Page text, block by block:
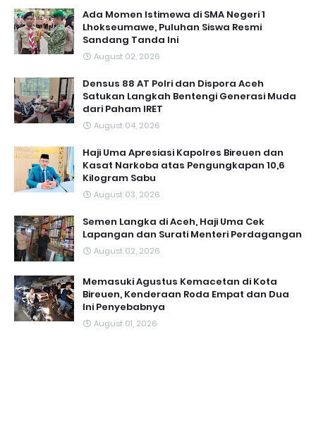
Ada Momen Istimewa di SMA Negeri 1
Lhokseumawe, Puluhan Siswa Resmi
Sandang Tanda Ini
August 02, 2026
Densus 88 AT Polri dan Dispora Aceh
Satukan Langkah Bentengi Generasi Muda
dari Paham IRET
August 04, 2026
Haji Uma Apresiasi Kapolres Bireuen dan
Kasat Narkoba atas Pengungkapan 10,6
Kilogram Sabu
August 03, 2026
Semen Langka di Aceh, Haji Uma Cek
Lapangan dan Surati Menteri Perdagangan
August 02, 2026
Memasuki Agustus Kemacetan di Kota
Bireuen, Kenderaan Roda Empat dan Dua
Ini Penyebabnya
August 01, 2026